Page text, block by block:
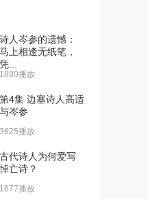
改
05:06
的
06:54
的
06:59
诗人岑参的遗憾：
马上相逢无纸笔，
凭...
1880播放
第4集 边塞诗人高适
与岑参
3625播放
古代诗人为何爱写
悼亡诗？
1677播放